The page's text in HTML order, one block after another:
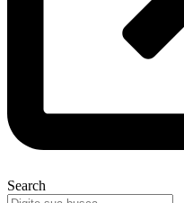
Search